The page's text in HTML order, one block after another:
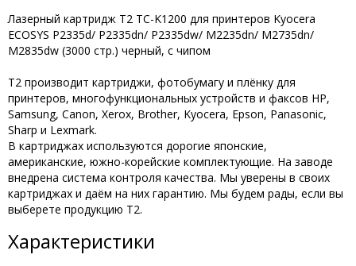
Лазерный картридж T2 TC-K1200 для принтеров Kyocera
ECOSYS P2335d/ P2335dn/ P2335dw/ M2235dn/ M2735dn/
M2835dw (3000 стр.) черный, с чипом
T2 производит картриджи, фотобумагу и плёнку для
принтеров, многофункциональных устройств и факсов HP,
Samsung, Canon, Xerox, Brother, Kyocera, Epson, Panasonic,
Sharp и Lexmark.
В картриджах используются дорогие японские,
американские, южно-корейские комплектующие. На заводе
внедрена система контроля качества. Мы уверены в своих
картриджах и даём на них гарантию. Мы будем рады, если вы
выберете продукцию Т2.
Характеристики